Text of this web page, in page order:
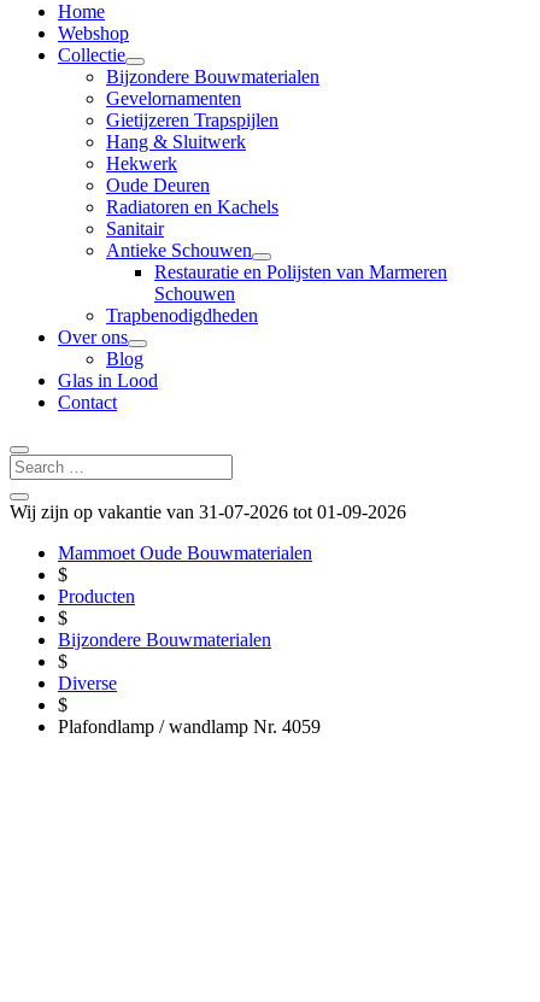
Home
Webshop
Collectie
Bijzondere Bouwmaterialen
Gevelornamenten
Gietijzeren Trapspijlen
Hang & Sluitwerk
Hekwerk
Oude Deuren
Radiatoren en Kachels
Sanitair
Antieke Schouwen
Restauratie en Polijsten van Marmeren
Schouwen
Trapbenodigdheden
Over ons
Blog
Glas in Lood
Contact
Wij zijn op vakantie van 31-07-2026 tot 01-09-2026
Mammoet Oude Bouwmaterialen
$
Producten
$
Bijzondere Bouwmaterialen
$
Diverse
$
Plafondlamp / wandlamp Nr. 4059